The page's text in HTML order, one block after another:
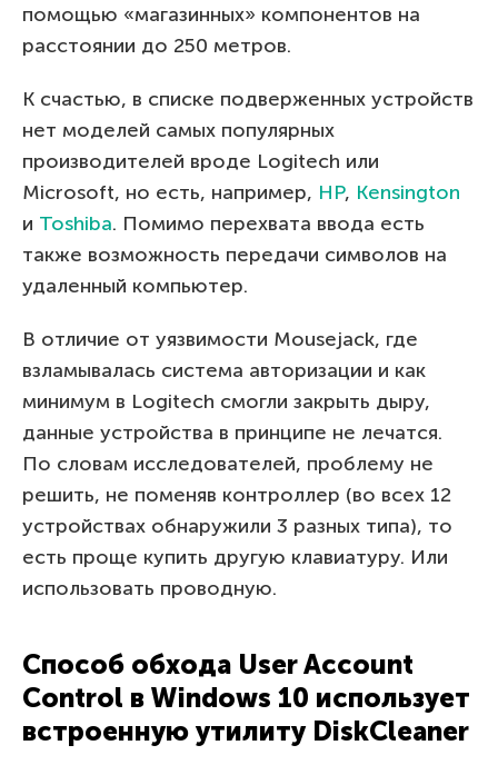
помощью «магазинных» компонентов на
расстоянии до 250 метров.
К счастью, в списке подверженных устройств
нет моделей самых популярных
производителей вроде Logitech или
Microsoft, но есть, например, HP, Kensington
и Toshiba. Помимо перехвата ввода есть
также возможность передачи символов на
удаленный компьютер.
В отличие от уязвимости Mousejack, где
взламывалась система авторизации и как
минимум в Logitech смогли закрыть дыру,
данные устройства в принципе не лечатся.
По словам исследователей, проблему не
решить, не поменяв контроллер (во всех 12
устройствах обнаружили 3 разных типа), то
есть проще купить другую клавиатуру. Или
использовать проводную.
Способ обхода User Account
Control в Windows 10 использует
встроенную утилиту DiskCleaner